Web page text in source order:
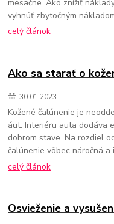
mesačne. Ako znížiť
vyhnúť zbytočným
celý článok
Ako sa starať o
30.01.2023
Kožené čalúnenie je
áut. Interiéru auta dodáva
dobrom stave. Na rozdiel
čalúnenie vôbec náročná
celý článok
Osvieženie a